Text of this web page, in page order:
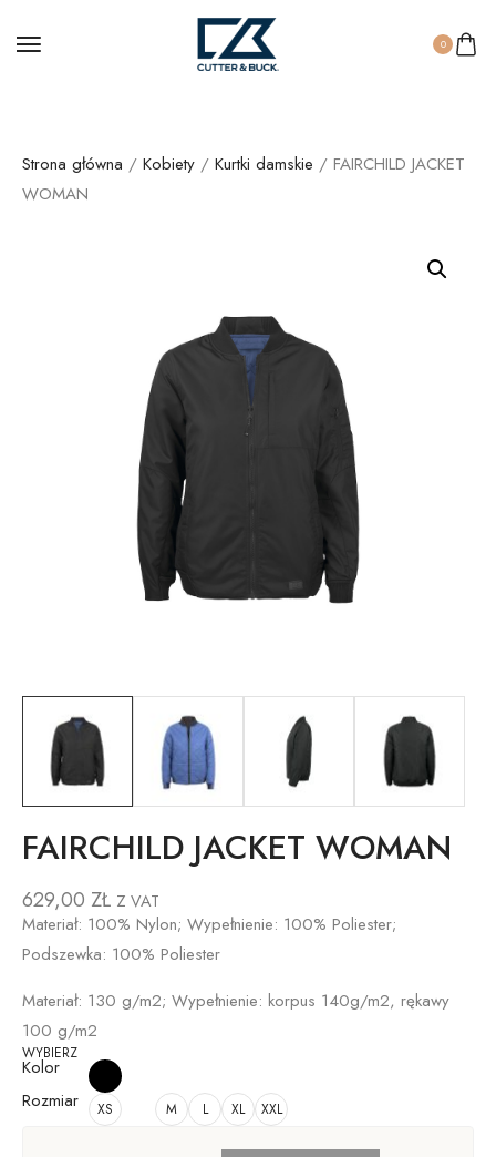
0
Strona główna / Kobiety / Kurtki damskie / FAIRCHILD JACKET
WOMAN
FAIRCHILD JACKET WOMAN
629,00 ZŁ Z VAT
Materiał: 100% Nylon; Wypełnienie: 100% Poliester;
Podszewka: 100% Poliester
Materiał: 130 g/m2; Wypełnienie: korpus 140g/m2, rękawy
100 g/m2
WYBIERZ
Kolor
Rozmiar
XS M L XL XXL